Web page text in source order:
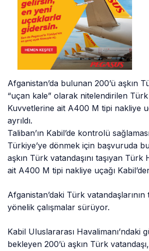
Afganistan’da bulunan 200’ü aşkın
“uçan kale” olarak nitelendirilen Türk
Kuvvetlerine ait A400 M tipi nakliye
ayrıldı.
Taliban’ın Kabil’de kontrolü
Türkiye’ye dönmek için başvuruda
aşkın Türk vatandaşını taşıyan
ait A400 M tipi nakliye uçağı
Afganistan’daki Türk vatandaşlarının
yönelik çalışmalar sürüyor.
Kabil Uluslararası Havalimanı’ndaki
bekleyen 200’ü aşkın Türk